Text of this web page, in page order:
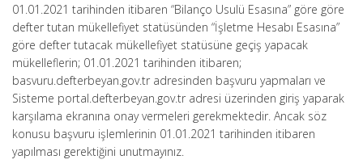
01.01.2021 tarihinden itibaren “Bilanço Usulü Esasına” göre göre
defter tutan mükellefiyet statüsünden “İşletme Hesabı Esasına”
göre defter tutacak mükellefiyet statüsüne geçiş yapacak
mükelleflerin; 01.01.2021 tarihinden itibaren;
basvuru.defterbeyan.gov.tr adresinden başvuru yapmaları ve
Sisteme portal.defterbeyan.gov.tr adresi üzerinden giriş yaparak
karşılama ekranına onay vermeleri gerekmektedir. Ancak söz
konusu başvuru işlemlerinin 01.01.2021 tarihinden itibaren
yapılması gerektiğini unutmayınız.